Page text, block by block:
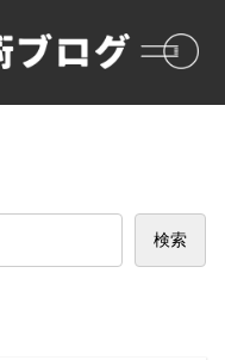
検索